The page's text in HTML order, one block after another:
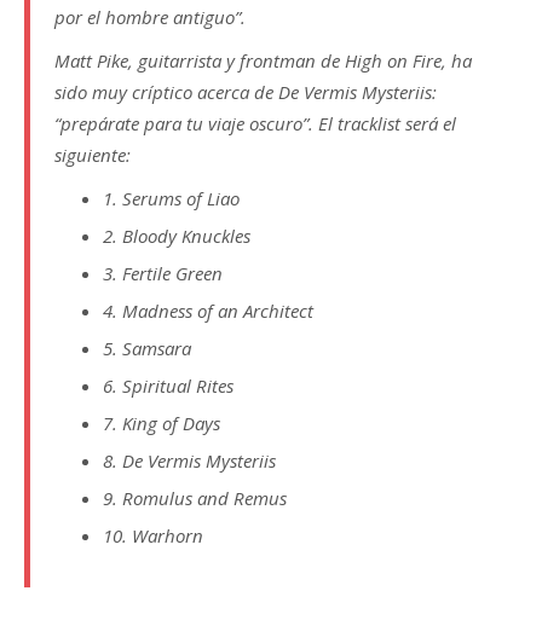
por el hombre antiguo”.
Matt Pike, guitarrista y frontman de High on Fire, ha
sido muy críptico acerca de De Vermis Mysteriis:
“prepárate para tu viaje oscuro”. El tracklist será el
siguiente:
1. Serums of Liao
2. Bloody Knuckles
3. Fertile Green
4. Madness of an Architect
5. Samsara
6. Spiritual Rites
7. King of Days
8. De Vermis Mysteriis
9. Romulus and Remus
10. Warhorn